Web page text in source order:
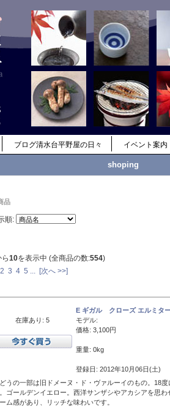
ブログ清水台平野屋の日々 イベント案内
shoping
品
順:
10を表示中 (全商品の数:554)
2 3 4 5 [次へ >>]
在庫あり: 5
E ギガル クローズ エルミタ
モデル:
価格: 3,100円
重量: 0kg
登録日: 2012年10月06日(土)
うの一部は旧ドメーヌ・ド・ヴァルーイのもの。18
ゴールデンイエロー。西洋サンザシやアカシアを思
ム感があり、リッチな味わいです。